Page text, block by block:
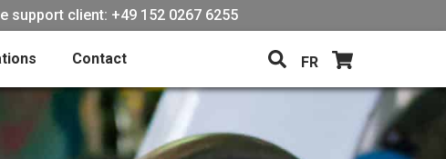
support client: +49 152 0267 6255
Contact FR